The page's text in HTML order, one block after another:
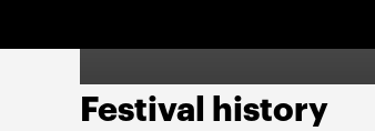
Festival history